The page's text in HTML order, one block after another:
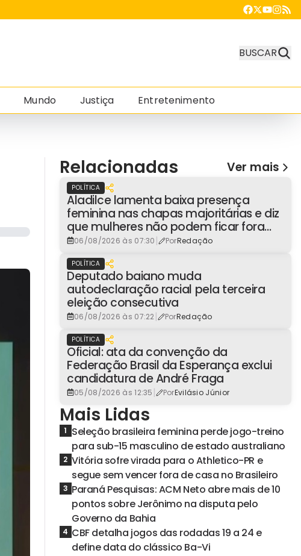
BUSCAR
Mundo Justiça Entretenimento
Relacionadas Ver mais
POLÍTICA
Aladilce lamenta baixa presença
feminina nas chapas majoritárias e diz
que mulheres não podem ficar fora
dos espaços de poder
06/08/2026 às 07:30 | PorRedação
POLÍTICA
Deputado baiano muda
autodeclaração racial pela terceira
eleição consecutiva
06/08/2026 às 07:22| PorRedação
POLÍTICA
Oficial: ata da convenção da
Federação Brasil da Esperança exclui
candidatura de André Fraga
05/08/2026 às 12:35 | PorEvilásio Júnior
Mais Lidas
1 Seleção brasileira feminina perde jogo-treino
para sub-15 masculino de estado australiano
2 Vitória sofre virada para o Athletico-PR e
segue sem vencer fora de casa no Brasileiro
3 Paraná Pesquisas: ACM Neto abre mais de 10
pontos sobre Jerônimo na disputa pelo
Governo da Bahia
4 CBF detalha jogos das rodadas 19 a 24 e
define data do clássico Ba-Vi